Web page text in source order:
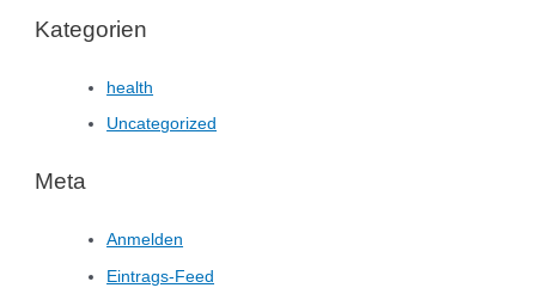
Kategorien
health
Uncategorized
Meta
Anmelden
Eintrags-Feed